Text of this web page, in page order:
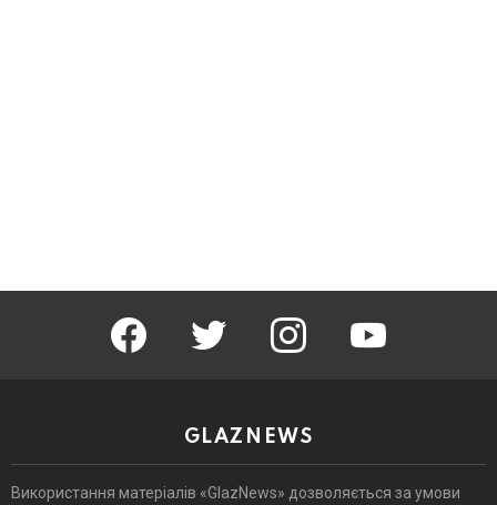
facebook twitter instagram
GLAZNEWS
Використання матеріалів «GlazNews» дозволяється за умови